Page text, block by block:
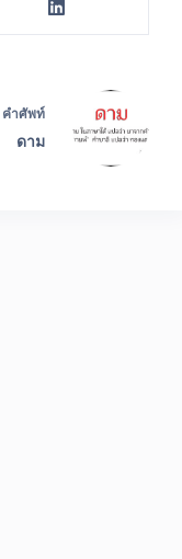
คำศัพท์
ดาม